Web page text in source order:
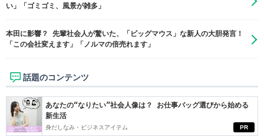
い」「ゴミゴミ、風景が雑多」
本田に影響？ 先輩社会人が驚いた、「ビッグマウス」な新人の大胆発言！
「この会社変えます」「ノルマの倍売れます」
話題のコンテンツ
PR
あなたの“なりたい”社会人像は？ お仕事バッグ選びから始める
新生活
身だしなみ・ビジネスアイテム